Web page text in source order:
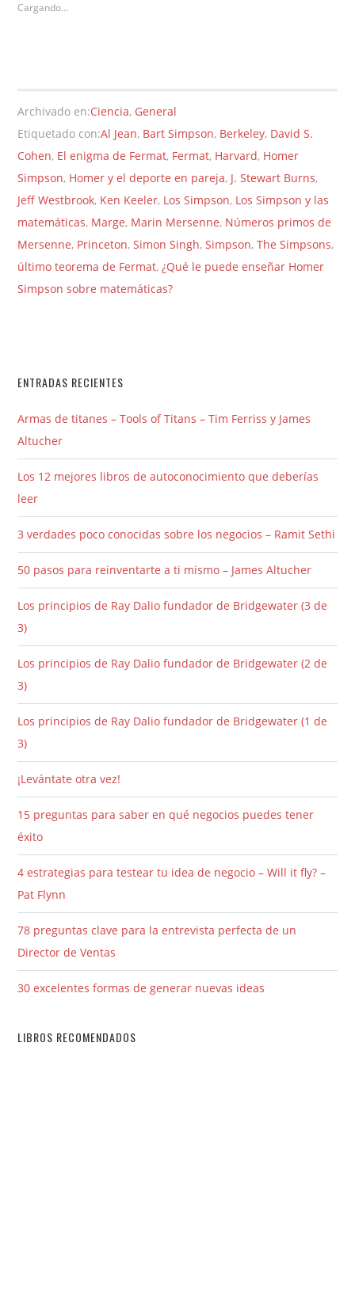
Cargando...
Archivado en:Ciencia, General
Etiquetado con:Al Jean, Bart Simpson, Berkeley, David S.
Cohen, El enigma de Fermat, Fermat, Harvard, Homer
Simpson, Homer y el deporte en pareja, J. Stewart Burns,
Jeff Westbrook, Ken Keeler, Los Simpson, Los Simpson y las
matemáticas, Marge, Marin Mersenne, Números primos de
Mersenne, Princeton,Simon Singh,Simpson,The Simpsons,
último teorema de Fermat,¿Qué le puede enseñar Homer
Simpson sobre matemáticas?
ENTRADAS RECIENTES
Armas de titanes – Tools of Titans – Tim Ferriss y James
Altucher
Los 12 mejores libros de autoconocimiento que deberías
leer
3 verdades poco conocidas sobre los negocios – Ramit Sethi
50 pasos para reinventarte a ti mismo – James Altucher
Los principios de Ray Dalio fundador de Bridgewater (3 de
3)
Los principios de Ray Dalio fundador de Bridgewater (2 de
3)
Los principios de Ray Dalio fundador de Bridgewater (1 de
3)
¡Levántate otra vez!
15 preguntas para saber en qué negocios puedes tener
éxito
4 estrategias para testear tu idea de negocio – Will it fly? –
Pat Flynn
78 preguntas clave para la entrevista perfecta de un
Director de Ventas
30 excelentes formas de generar nuevas ideas
LIBROS RECOMENDADOS